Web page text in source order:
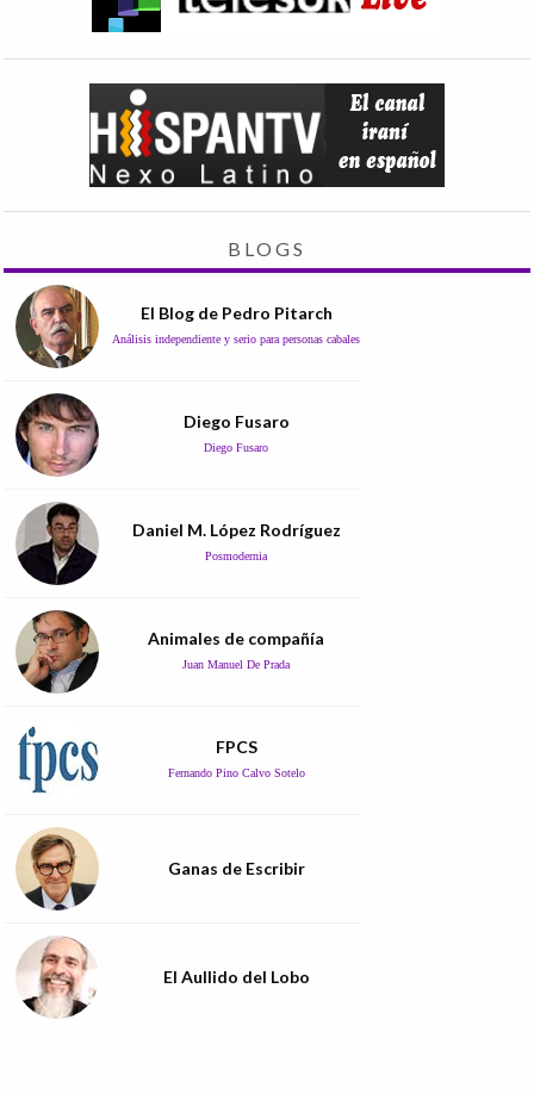
BLOGS
El Blog de Pedro Pitarch
Análisis independiente y serio para personas cabales
Diego Fusaro
Diego Fusaro
Daniel M. López Rodríguez
Posmodernia
Animales de compañía
Juan Manuel De Prada
FPCS
Fernando Pino Calvo Sotelo
Ganas de Escribir
El Aullido del Lobo